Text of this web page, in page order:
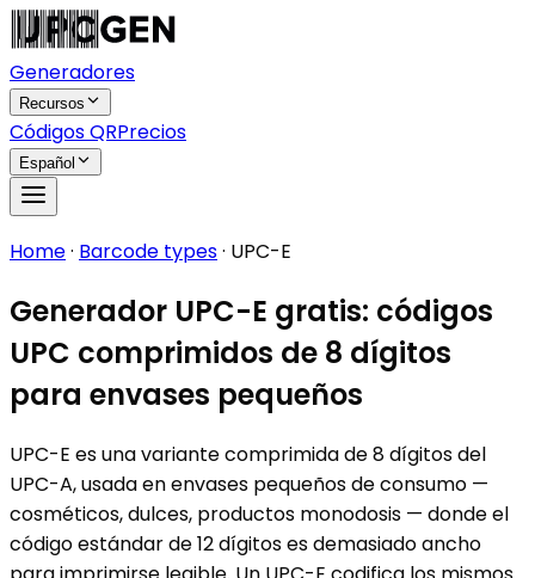
Generadores
Recursos
Códigos QRPrecios
Español
Home· Barcode types· UPC-E
Generador UPC-E gratis: códigos
UPC comprimidos de 8 dígitos
para envases pequeños
UPC-E es una variante comprimida de 8 dígitos del
UPC-A, usada en envases pequeños de consumo —
cosméticos, dulces, productos monodosis — donde el
código estándar de 12 dígitos es demasiado ancho